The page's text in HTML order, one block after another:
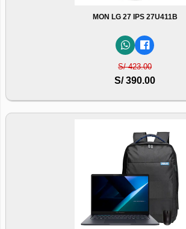
MON LG 27 IPS 27U411B
S/ 423.00
S/ 390.00